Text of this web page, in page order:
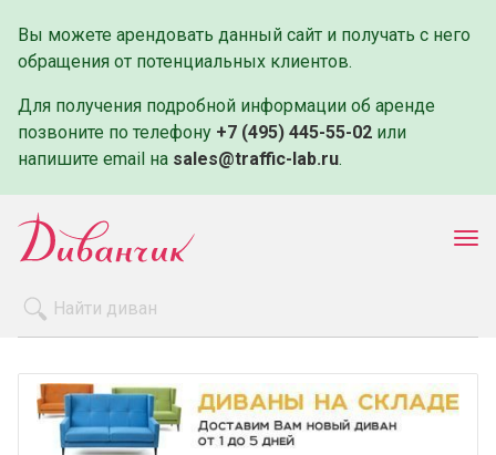
Вы можете арендовать данный сайт и получать с него
обращения от потенциальных клиентов.
Для получения подробной информации об аренде
позвоните по телефону +7 (495) 445-55-02 или
напишите email на sales@traffic-lab.ru.
Оплата и доставка
Контакты